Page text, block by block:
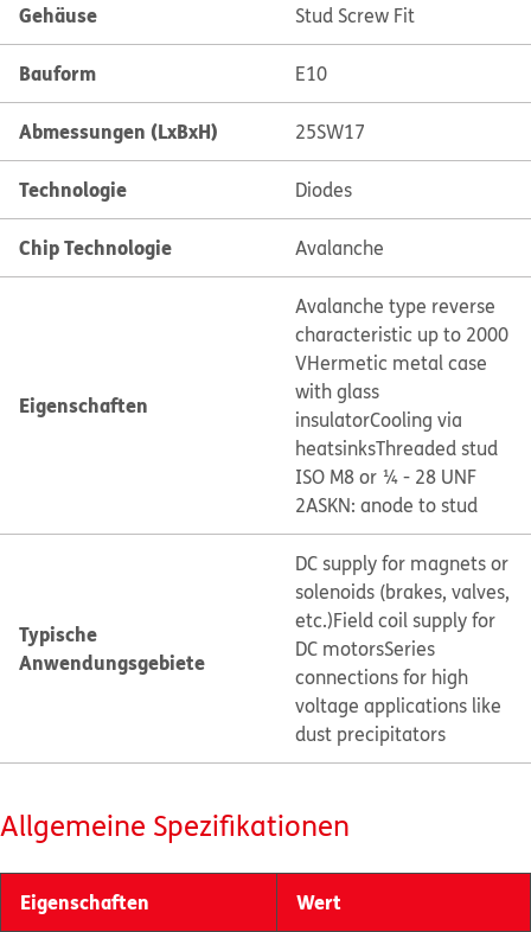
Gehäuse Stud Screw Fit
Bauform E10
Abmessungen (LxBxH) 25SW17
Technologie Diodes
Chip Technologie Avalanche
Eigenschaften
Avalanche type reverse
characteristic up to 2000
VHermetic metal case
with glass
insulatorCooling via
heatsinksThreaded stud
ISO M8 or ¼ - 28 UNF
2ASKN: anode to stud
Typische
Anwendungsgebiete
DC supply for magnets or
solenoids (brakes, valves,
etc.)Field coil supply for
DC motorsSeries
connections for high
voltage applications like
dust precipitators
Allgemeine Spezifikationen
Eigenschaften Wert